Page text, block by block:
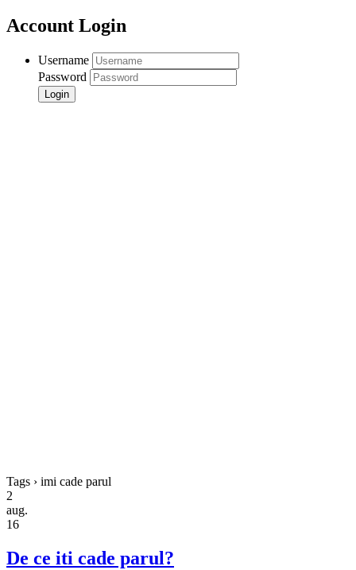
Account Login
Username
Password
Tags › imi cade parul
2
aug.
16
De ce iti cade parul?